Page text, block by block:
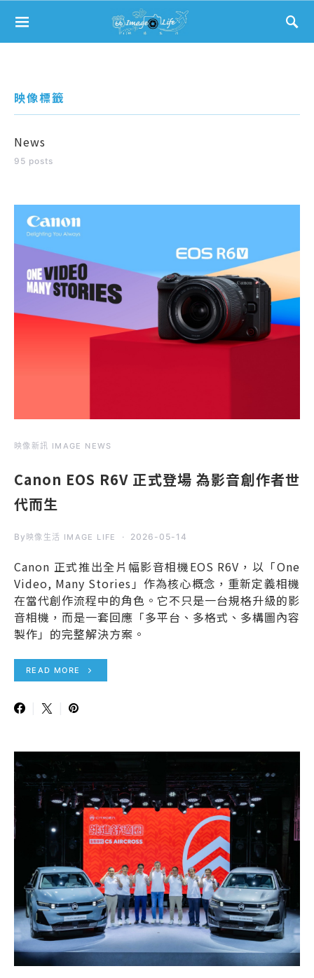
Search for:
映像標籤
News
95 posts
映像新訊 IMAGE NEWS
Canon EOS R6V 正式登場 為影音創作者世
代而生
By 映像生活 IMAGE LIFE 2026-05-14
Canon 正式推出全片幅影音相機EOS R6V，以「One
Video, Many Stories」作為核心概念，重新定義相機
在當代創作流程中的角色。它不只是一台規格升級的影
音相機，而是一套回應「多平台、多格式、多構圖內容
製作」的完整解決方案。
READ MORE